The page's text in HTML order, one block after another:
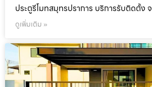
ประตูรีโมทสมุทรปราการ บริการรับติดตั้ง จ
ดูเพิ่มเติม »